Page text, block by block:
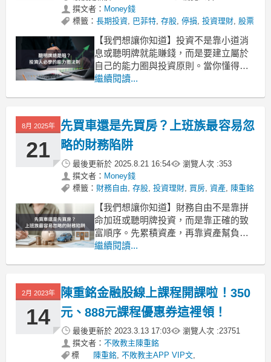
撰文者： Money錢
標籤： 長期投資, 巴菲特, 存股, 停損, 投資理財, 股票
【我們想讓你知道】投資不是靠小道消
息或聽明牌就能賺錢，而是要建立屬於
自己的能力圈與投資原則。當你懂得在
能力圈內選股、持續學習擴展邊界，再
會。(本文摘自陳重銘《富媽媽窮媽媽》)
投資不是問明牌，要建立自己的能力圈
經營粉絲團多年，我經常收
繼續閱讀...
8月 2025年
21
先買車還是先買房？上班族最容易忽
略的財務陷阱
最後更新於 2025.8.21 16:54 瀏覽人次 :353
撰文者： Money錢
標籤： 財務自由, 存股, 投資理財, 買房, 資產, 陳重銘
【我們想讓你知道】財務自由不是靠拼
命加班或聽明牌投資，而是靠正確的致
富順序。先累積資產，再靠資產幫負債
買單，最後才能真正享受生活。如果一
能讓錢替你工作。(本文摘自陳重銘《富
媽媽窮媽媽》)薪水只有一種來源，為什
麼很危險？我在學校教書時
繼續閱讀...
2月 2023年
14
陳重銘金融股線上課程開課啦！350
元、888元課程優惠券這裡領！
最後更新於 2023.3.13 17:03 瀏覽人次 :23751
撰文者： 不敗教主陳重銘
標
陳重銘, 不敗教主APP VIP文,